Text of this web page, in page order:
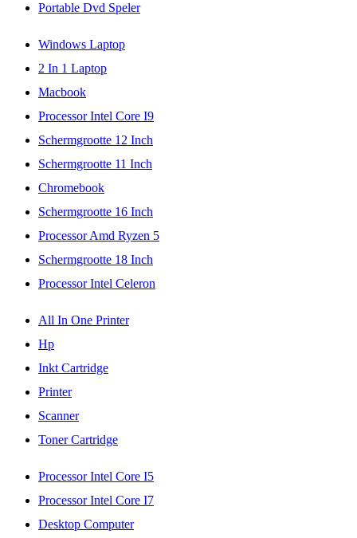
Portable Dvd Speler
Windows Laptop
2 In 1 Laptop
Macbook
Processor Intel Core I9
Schermgrootte 12 Inch
Schermgrootte 11 Inch
Chromebook
Schermgrootte 16 Inch
Processor Amd Ryzen 5
Schermgrootte 18 Inch
Processor Intel Celeron
All In One Printer
Hp
Inkt Cartridge
Printer
Scanner
Toner Cartridge
Processor Intel Core I5
Processor Intel Core I7
Desktop Computer